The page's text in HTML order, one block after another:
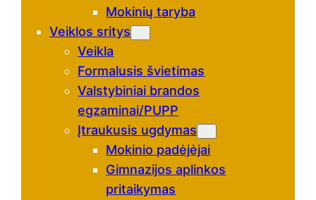
Mokinių taryba
Veiklos sritys
Veikla
Formalusis švietimas
Valstybiniai brandos
egzaminai/PUPP
Įtraukusis ugdymas
Mokinio padėjėjai
Gimnazijos aplinkos
pritaikymas